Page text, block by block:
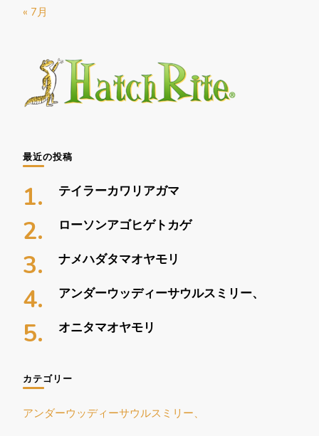
« 7月
最近の投稿
テイラーカワリアガマ
ローソンアゴヒゲトカゲ
ナメハダタマオヤモリ
アンダーウッディーサウルスミリー、
オニタマオヤモリ
カテゴリー
アンダーウッディーサウルスミリー、